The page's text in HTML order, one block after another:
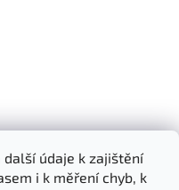
další údaje k zajištění
i k měření chyb, k